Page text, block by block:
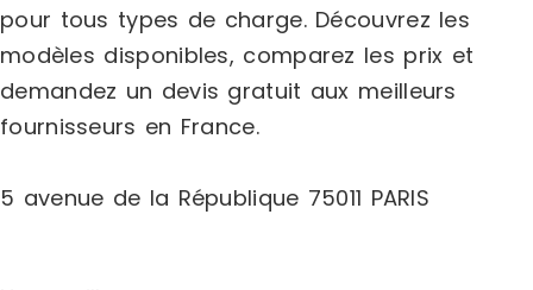
pour tous types de charge. Découvrez les
modèles disponibles, comparez les prix et
demandez un devis gratuit aux meilleurs
fournisseurs en France.
5 avenue de la République 75011 PARIS